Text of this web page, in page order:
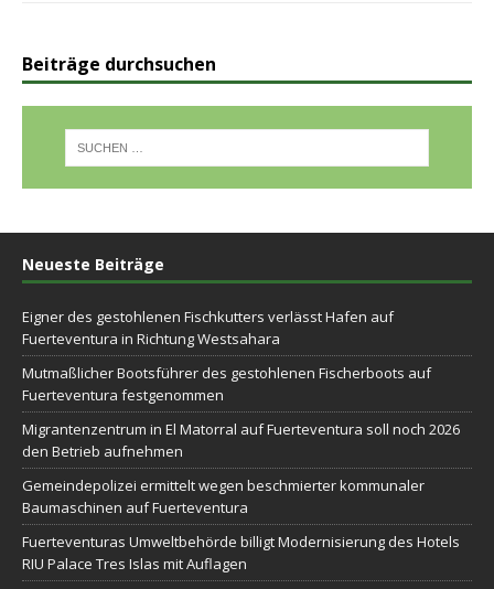
Beiträge durchsuchen
Neueste Beiträge
Eigner des gestohlenen Fischkutters verlässt Hafen auf
Fuerteventura in Richtung Westsahara
Mutmaßlicher Bootsführer des gestohlenen Fischerboots auf
Fuerteventura festgenommen
Migrantenzentrum in El Matorral auf Fuerteventura soll noch 2026
den Betrieb aufnehmen
Gemeindepolizei ermittelt wegen beschmierter kommunaler
Baumaschinen auf Fuerteventura
Fuerteventuras Umweltbehörde billigt Modernisierung des Hotels
RIU Palace Tres Islas mit Auflagen